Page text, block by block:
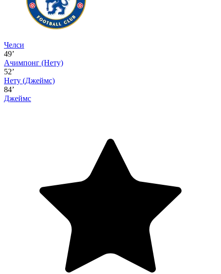
Челси
49’
Ачимпонг (Нету)
52’
Нету (Джеймс)
84’
Джеймс